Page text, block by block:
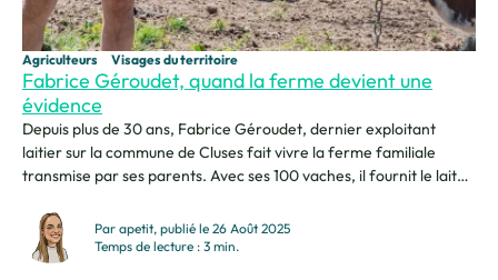
Fabrice Géroudet, quand la ferme devient une
évidence
Agriculteurs Visages du territoire
Depuis plus de 30 ans, Fabrice Géroudet, dernier exploitant
laitier sur la commune de Cluses fait vivre la ferme familiale
transmise par ses parents. Avec ses 100 vaches, il fournit le lait
fruitière en Val d’Arly. Je m’appelle Fabrice Géroudet, j’ai 54 ans
et...
Par apetit, publié le 26 Août 2025
Temps de lecture : 3 min.